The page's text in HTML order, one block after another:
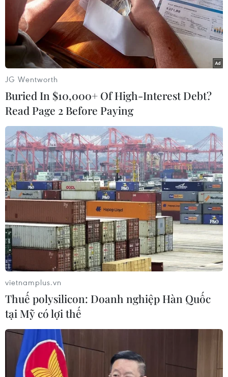
Mỹ, Anh, Canada cam kết hỗ trợ vũ khí
pháo binh cho Ukraine
19/04/2022 23:40
Lãnh đạo các nước Mỹ, Anh và Canada ngày 19/4 cam
kết gửi thêm vũ khí pháo binh cho Ukraine trong bối
cảnh Nga thông báo bước vào giai đoạn mới của chiến
dịch quân sự đặc biệt.
JG Wentworth
Buried In $10,000+ Of High-Interest Debt?
Read Page 2 Before Paying
vietnamplus.vn
Thuế polysilicon: Doanh nghiệp Hàn Quốc
tại Mỹ có lợi thế